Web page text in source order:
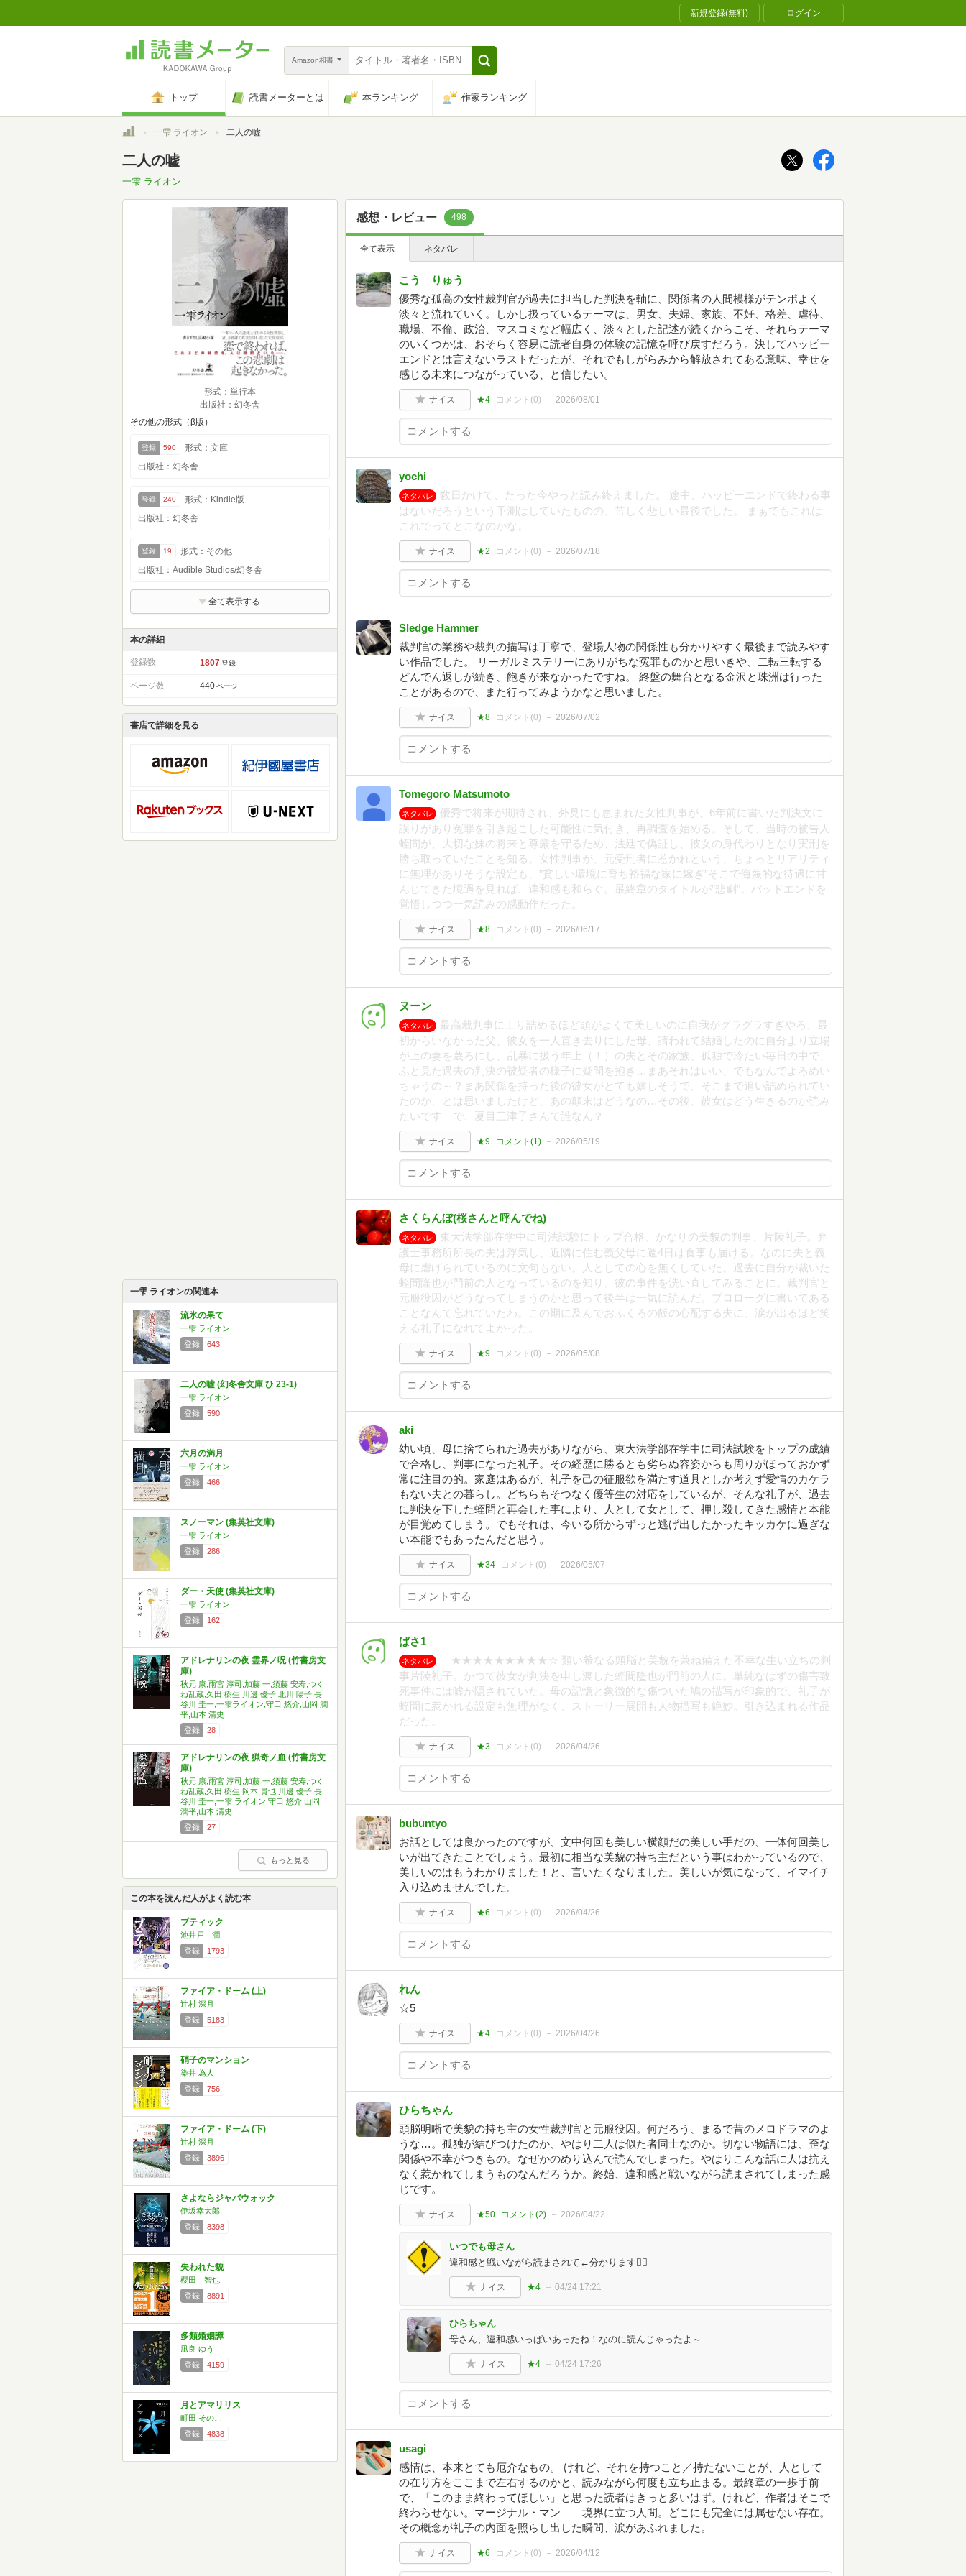
新規登録(無料) ログイン
Amazon和書
トップ 読書メーターとは 本ランキング 作家ランキング
トップ一雫 ライオン 二人の嘘
二人の嘘
一雫 ライオン
形式：単行本
出版社：幻冬舎
その他の形式（β版）
登録 590
形式：文庫
出版社：幻冬舎
登録 240
形式：Kindle版
出版社：幻冬舎
登録 19
形式：その他
出版社：Audible Studios/幻冬舎
全て表示する
本の詳細
登録数 1807 登録
ページ数 440 ページ
書店で詳細を見る
一雫 ライオンの関連本
流氷の果て
一雫 ライオン
登録
643
二人の嘘 (幻冬舎文庫 ひ 23-1)
一雫 ライオン
登録
590
六月の満月
一雫 ライオン
登録
466
スノーマン (集英社文庫)
一雫 ライオン
登録
286
ダー・天使 (集英社文庫)
一雫 ライオン
登録
162
アドレナリンの夜 霊界ノ呪 (竹書房文
庫)
秋元 康,雨宮 淳司,加藤 一,須藤 安寿,つく
ね乱蔵,久田 樹生,川邊 優子,北川 陽子,長
谷川 圭一,一雫ライオン,守口 悠介,山岡 潤
平,山本 清史
登録
28
アドレナリンの夜 猟奇ノ血 (竹書房文
庫)
秋元 康,雨宮 淳司,加藤 一,須藤 安寿,つく
ね乱蔵,久田 樹生,岡本 貴也,川邊 優子,長
谷川 圭一,一雫 ライオン,守口 悠介,山岡
潤平,山本 清史
登録
27
もっと見る
この本を読んだ人がよく読む本
ブティック
池井戸 潤
登録
1793
ファイア・ドーム (上)
辻村 深月
登録
5183
硝子のマンション
染井 為人
登録
756
ファイア・ドーム (下)
辻村 深月
登録
3896
さよならジャバウォック
伊坂幸太郎
登録
8398
失われた貌
櫻田 智也
登録
8891
多類婚姻譚
凪良 ゆう
登録
4159
月とアマリリス
町田 そのこ
登録
4838
感想・レビュー 498
全て表示 ネタバレ
こう りゅう
優秀な孤高の女性裁判官が過去に担当した判決を軸に、関係者の人間模様がテンポよく
淡々と流れていく。しかし扱っているテーマは、男女、夫婦、家族、不妊、格差、虐待、
職場、不倫、政治、マスコミなど幅広く、淡々とした記述が続くからこそ、それらテーマ
のいくつかは、おそらく容易に読者自身の体験の記憶を呼び戻すだろう。決してハッピー
エンドとは言えないラストだったが、それでもしがらみから解放されてある意味、幸せを
感じる未来につながっている、と信じたい。
ナイス ★4 コメント(0) 2026/08/01
yochi
ネタバレ
数日かけて、たった今やっと読み終えました。 途中、ハッピーエンドで終わる事
はないだろうという予測はしていたものの、苦しく悲しい最後でした。 まぁでもこれは
これでってとこなのかな。
ナイス ★2 コメント(0) 2026/07/18
Sledge Hammer
裁判官の業務や裁判の描写は丁寧で、登場人物の関係性も分かりやすく最後まで読みやす
い作品でした。 リーガルミステリーにありがちな冤罪ものかと思いきや、二転三転する
どんでん返しが続き、飽きが来なかったですね。 終盤の舞台となる金沢と珠洲は行った
ことがあるので、また行ってみようかなと思いました。
ナイス ★8 コメント(0) 2026/07/02
Tomegoro Matsumoto
ネタバレ
優秀で将来が期待され、外見にも恵まれた女性判事が、6年前に書いた判決文に
誤りがあり冤罪を引き起こした可能性に気付き、再調査を始める。そして、当時の被告人
蛭間が、大切な妹の将来と尊厳を守るため、法廷で偽証し、彼女の身代わりとなり実刑を
勝ち取っていたことを知る。女性判事が、元受刑者に惹かれという、ちょっとリアリティ
に無理がありそうな設定も、”貧しい環境に育ち裕福な家に嫁ぎ”そこで侮蔑的な待遇に甘
んじてきた境遇を見れば、違和感も和らぐ。最終章のタイトルが”悲劇”。バッドエンドを
覚悟しつつ一気読みの感動作だった。
ナイス ★8 コメント(0) 2026/06/17
ヌーン
ネタバレ
最高裁判事に上り詰めるほど頭がよくて美しいのに自我がグラグラすぎやろ、最
初からいなかった父、彼女を一人置き去りにした母、請われて結婚したのに自分より立場
が上の妻を蔑ろにし、乱暴に扱う年上（！）の夫とその家族、孤独で冷たい毎日の中で、
ふと見た過去の判決の被疑者の様子に疑問を抱き…まあそれはいい、でもなんでよろめい
ちゃうの～？まあ関係を持った後の彼女がとても嬉しそうで、そこまで追い詰められてい
たのか、とは思いましたけど、あの顛末はどうなの…その後、彼女はどう生きるのか読み
たいです で、夏目三津子さんて誰なん？
ナイス ★9 コメント(1) 2026/05/19
さくらんぼ(桜さんと呼んでね)
ネタバレ
東大法学部在学中に司法試験にトップ合格、かなりの美貌の判事、片陵礼子。弁
護士事務所所長の夫は浮気し、近隣に住む義父母に週4日は食事も届ける。なのに夫と義
母に虐げられているのに文句もない。人としての心を無くしていた。過去に自分が裁いた
蛭間隆也が門前の人となっているのを知り、彼の事件を洗い直してみることに。裁判官と
元服役囚がどうなってしまうのかと思って後半は一気に読んだ。プロローグに書いてある
ことなんて忘れていたわ。この期に及んでおふくろの飯の心配する夫に、涙が出るほど笑
える礼子になれてよかった。
ナイス ★9 コメント(0) 2026/05/08
aki
幼い頃、母に捨てられた過去がありながら、東大法学部在学中に司法試験をトップの成績
で合格し、判事になった礼子。その経歴に勝るとも劣らぬ容姿からも周りがほっておかず
常に注目の的。家庭はあるが、礼子を己の征服欲を満たす道具としか考えず愛情のカケラ
もない夫との暮らし。どちらもそつなく優等生の対応をしているが、そんな礼子が、過去
に判決を下した蛭間と再会した事により、人として女として、押し殺してきた感情と本能
が目覚めてしまう。でもそれは、今いる所からずっと逃げ出したかったキッカケに過ぎな
い本能でもあったんだと思う。
ナイス ★34 コメント(0) 2026/05/07
ばさ1
ネタバレ
★★★★★★★★★☆ 類い希なる頭脳と美貌を兼ね備えた不幸な生い立ちの判
事片陵礼子。かつて彼女が判決を申し渡した蛭間隆也が門前の人に。単純なはずの傷害致
死事件には嘘が隠されていた。母の記憶と象徴的な傷ついた鳩の描写が印象的で、礼子が
蛭間に惹かれる設定も無理がなく、ストーリー展開も人物描写も絶妙。引き込まれる作品
だった。
ナイス ★3 コメント(0) 2026/04/26
bubuntyo
お話としては良かったのですが、文中何回も美しい横顔だの美しい手だの、一体何回美し
いが出てきたことでしょう。最初に相当な美貌の持ち主だという事はわかっているので、
美しいのはもうわかりました！と、言いたくなりました。美しいが気になって、イマイチ
入り込めませんでした。
ナイス ★6 コメント(0) 2026/04/26
れん
☆5
ナイス ★4 コメント(0) 2026/04/26
ひらちゃん
頭脳明晰で美貌の持ち主の女性裁判官と元服役囚。何だろう、まるで昔のメロドラマのよ
うな…。孤独が結びつけたのか、やはり二人は似た者同士なのか。切ない物語には、歪な
関係や不幸がつきもの。なぜかのめり込んで読んでしまった。やはりこんな話に人は抗え
なく惹かれてしまうものなんだろうか。終始、違和感と戦いながら読まされてしまった感
じです。
ナイス ★50 コメント(2) 2026/04/22
いつでも母さん
違和感と戦いながら読まされて←分かります🙂‍↕️
ナイス ★4 04/24 17:21
ひらちゃん
母さん、違和感いっぱいあったね！なのに読んじゃったよ～
ナイス ★4 04/24 17:26
usagi
感情は、本来とても厄介なもの。 けれど、それを持つこと／持たないことが、人として
の在り方をここまで左右するのかと、読みながら何度も立ち止まる。最終章の一歩手前
で、「このまま終わってほしい」と思った読者はきっと多いはず。けれど、作者はそこで
終わらせない。マージナル・マン——境界に立つ人間。どこにも完全には属せない存在。
その概念が礼子の内面を照らし出した瞬間、涙があふれました。
ナイス ★6 コメント(0) 2026/04/12